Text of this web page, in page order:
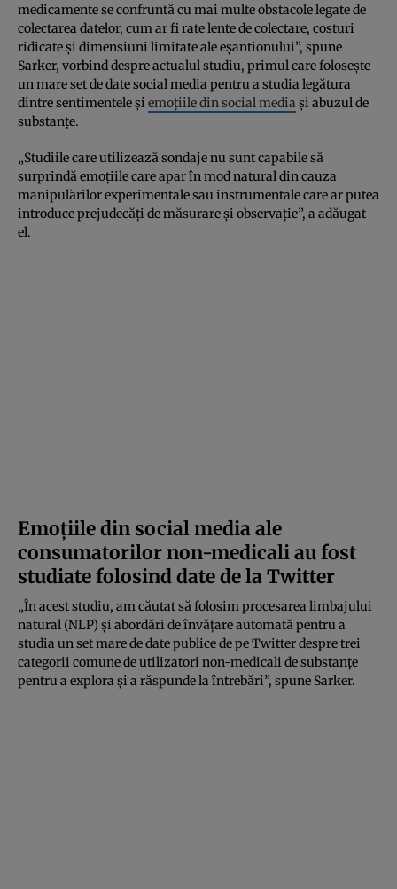
medicamente se confruntă cu mai multe obstacole legate de
colectarea datelor, cum ar fi rate lente de colectare, costuri
ridicate și dimensiuni limitate ale eșantionului”, spune
Sarker, vorbind despre actualul studiu, primul care folosește
un mare set de date social media pentru a studia legătura
dintre sentimentele și emoțiile din social media și abuzul de
substanțe.
„Studiile care utilizează sondaje nu sunt capabile să
surprindă emoțiile care apar în mod natural din cauza
manipulărilor experimentale sau instrumentale care ar putea
introduce prejudecăți de măsurare și observație”, a adăugat
el.
Emoțiile din social media ale
consumatorilor non-medicali au fost
studiate folosind date de la Twitter
„În acest studiu, am căutat să folosim procesarea limbajului
natural (NLP) și abordări de învățare automată pentru a
studia un set mare de date publice de pe Twitter despre trei
categorii comune de utilizatori non-medicali de substanțe
pentru a explora și a răspunde la întrebări”, spune Sarker.